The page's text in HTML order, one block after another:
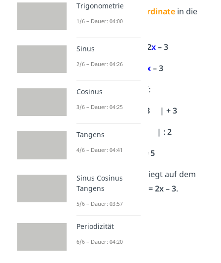
1. Setze die
y-Koordinate in die
Funktion ein:
= 2x– 3
x– 3
2.Löse
auf:
7= 2
– 3 | + 3
| : 2
= 5
Der PunktP(
liegt auf dem
Graphen von
g(x) = 2x – 3.
Trigonometrie
1/6 – Dauer: 04:00
Sinus
2/6 – Dauer: 04:26
Cosinus
3/6 – Dauer: 04:25
Tangens
4/6 – Dauer: 04:41
Sinus Cosinus
Tangens
5/6 – Dauer: 03:57
Periodizität
6/6 – Dauer: 04:20